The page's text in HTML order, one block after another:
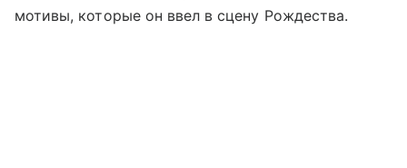
мотивы, которые он ввел в сцену Рождества.